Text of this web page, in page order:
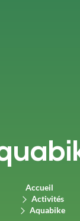
Accueil
Activités
Aquabike